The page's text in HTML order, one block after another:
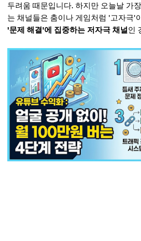
두려움 때문입니다. 하지만 오늘날 가
는 채널들은 춤이나 게임처럼 '고자극'
'문제 해결'에 집중하는 저자극 채널인